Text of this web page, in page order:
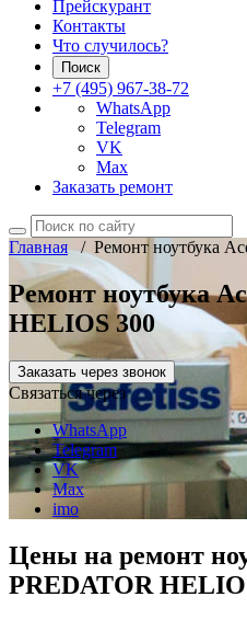
Прейскурант
Контакты
Что случилось?
Поиск
+7 (495) 967-38-72
WhatsApp
Telegram
VK
Max
Заказать ремонт
Главная/ Ремонт ноутбука
Ремонт ноутбука
HELIOS 300
Заказать через звонок
Связаться через
WhatsApp
Telegram
VK
Max
imo
Цены на ремонт
PREDATOR